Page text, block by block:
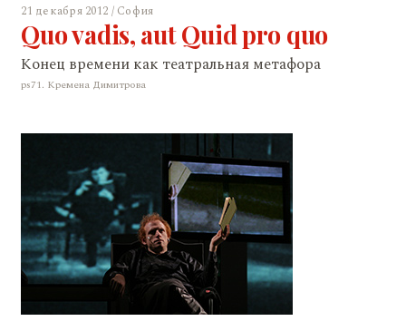
21 декабря 2012 / София
Quo vadis, aut Quid pro quo
Конец времени как театральная метафора
ps71. Кремена Димитрова